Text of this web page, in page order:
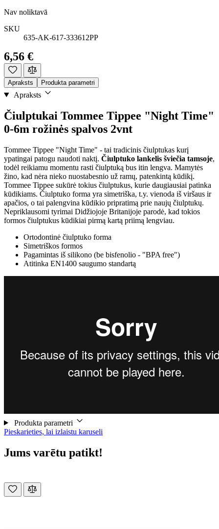
Nav noliktavā
SKU
635-AK-617-333612PP
6,56 €
Apraksts Produkta parametri
Apraksts
Čiulptukai Tommee Tippee "Night Time"
0-6m rožinės spalvos 2vnt
Tommee Tippee "Night Time" - tai tradicinis čiulptukas kurį
ypatingai patogu naudoti naktį. Čiulptuko lankelis šviečia tamsoje,
todėl reikiamu momentu rasti čiulptuką bus itin lengva. Mamytės
žino, kad nėra nieko nuostabesnio už ramų, patenkintą kūdikį.
Tommee Tippee sukūrė tokius čiulptukus, kurie daugiausiai patinka
kūdikiams. Čiulptuko forma yra simetriška, t.y. vienoda iš viršaus ir
apačios, o tai palengvina kūdikio pripratimą prie naujų čiulptukų.
Nepriklausomi tyrimai Didžiojoje Britanijoje parodė, kad tokios
formos čiulptukus kūdikiai pirmą kartą priimą lengviau.
Ortodontinė čiulptuko forma
Simetriškos formos
Pagamintas iš silikono (be bisfenolio - "BPA free")
Atitinka EN1400 saugumo standartą
Produkta parametri
Pieskarieties, lai izlaistu karuseli
Jums varētu patikt!